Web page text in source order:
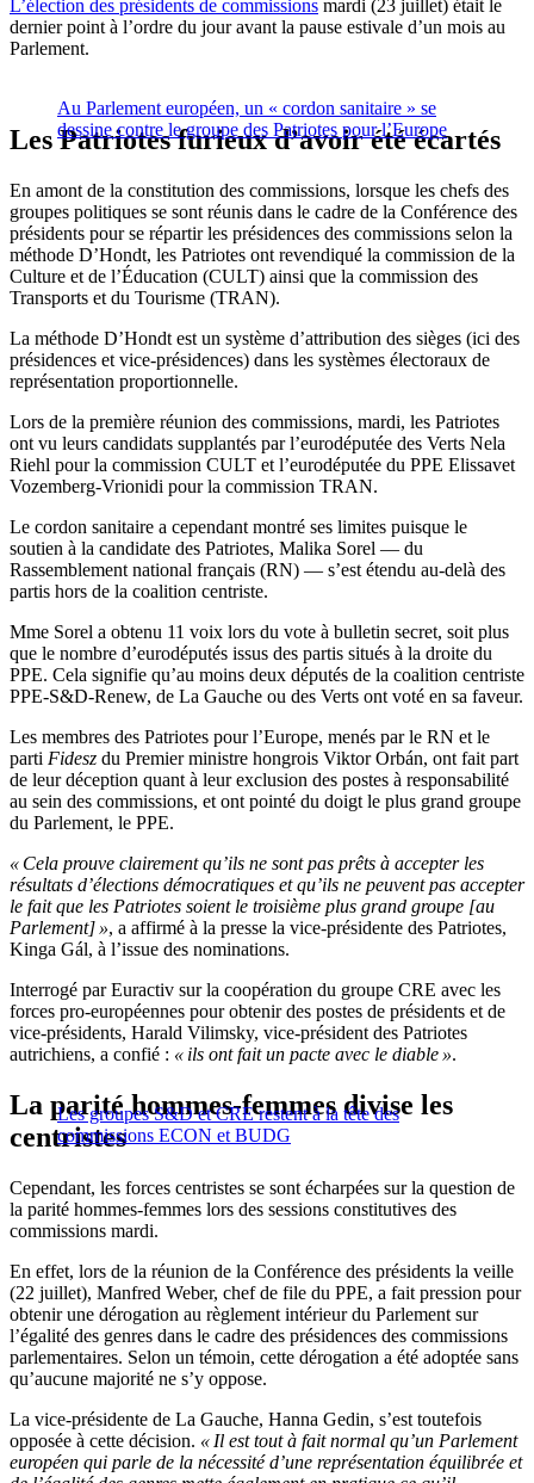
L’élection des présidents de commissions mardi (23 juillet) était le
dernier point à l’ordre du jour avant la pause estivale d’un mois au
Parlement.
Au Parlement européen, un « cordon sanitaire » se
dessine contre le groupe des Patriotes pour l’Europe
Les Patriotes furieux d’avoir été écartés
En amont de la constitution des commissions, lorsque les chefs des
groupes politiques se sont réunis dans le cadre de la Conférence des
présidents pour se répartir les présidences des commissions selon la
méthode D’Hondt, les Patriotes ont revendiqué la commission de la
Culture et de l’Éducation (CULT) ainsi que la commission des
Transports et du Tourisme (TRAN).
La méthode D’Hondt est un système d’attribution des sièges (ici des
présidences et vice-présidences) dans les systèmes électoraux de
représentation proportionnelle.
Lors de la première réunion des commissions, mardi, les Patriotes
ont vu leurs candidats supplantés par l’eurodéputée des Verts Nela
Riehl pour la commission CULT et l’eurodéputée du PPE Elissavet
Vozemberg-Vrionidi pour la commission TRAN.
Le cordon sanitaire a cependant montré ses limites puisque le
soutien à la candidate des Patriotes, Malika Sorel — du
Rassemblement national français (RN) — s’est étendu au-delà des
partis hors de la coalition centriste.
Mme Sorel a obtenu 11 voix lors du vote à bulletin secret, soit plus
que le nombre d’eurodéputés issus des partis situés à la droite du
PPE. Cela signifie qu’au moins deux députés de la coalition centriste
PPE-S&D-Renew, de La Gauche ou des Verts ont voté en sa faveur.
Les membres des Patriotes pour l’Europe, menés par le RN et le
parti Fidesz du Premier ministre hongrois Viktor Orbán, ont fait part
de leur déception quant à leur exclusion des postes à responsabilité
au sein des commissions, et ont pointé du doigt le plus grand groupe
du Parlement, le PPE.
« Cela prouve clairement qu’ils ne sont pas prêts à accepter les
résultats d’élections démocratiques et qu’ils ne peuvent pas accepter
le fait que les Patriotes soient le troisième plus grand groupe [au
Parlement] », a affirmé à la presse la vice-présidente des Patriotes,
Kinga Gál, à l’issue des nominations.
Interrogé par Euractiv sur la coopération du groupe CRE avec les
forces pro-européennes pour obtenir des postes de présidents et de
vice-présidents, Harald Vilimsky, vice-président des Patriotes
autrichiens, a confié : « ils ont fait un pacte avec le diable ».
Les groupes S&D et CRE restent à la tête des
commissions ECON et BUDG
La parité hommes-femmes divise les
centristes
Cependant, les forces centristes se sont écharpées sur la question de
la parité hommes-femmes lors des sessions constitutives des
commissions mardi.
En effet, lors de la réunion de la Conférence des présidents la veille
(22 juillet), Manfred Weber, chef de file du PPE, a fait pression pour
obtenir une dérogation au règlement intérieur du Parlement sur
l’égalité des genres dans le cadre des présidences des commissions
parlementaires. Selon un témoin, cette dérogation a été adoptée sans
qu’aucune majorité ne s’y oppose.
La vice-présidente de La Gauche, Hanna Gedin, s’est toutefois
opposée à cette décision. « Il est tout à fait normal qu’un Parlement
européen qui parle de la nécessité d’une représentation équilibrée et